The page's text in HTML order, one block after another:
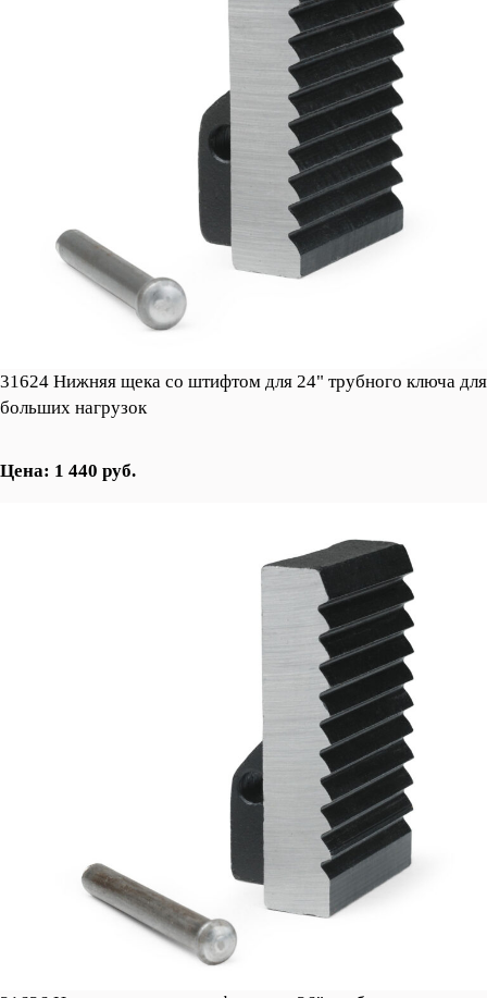
31624 Нижняя щека со штифтом для 24" трубного ключа для
больших нагрузок
Цена: 1 440 руб.